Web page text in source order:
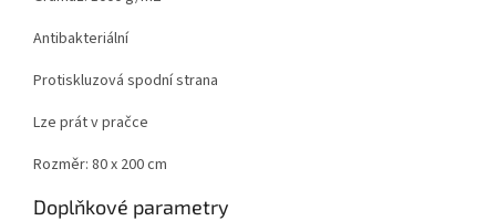
Antibakteriální
Protiskluzová spodní strana
Lze prát v pračce
Rozměr: 80 x 200 cm
Doplňkové parametry